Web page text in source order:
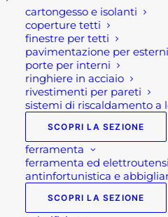
cartongesso e isolanti
coperture tetti
finestre per tetti
pavimentazione per esterni
porte per interni
ringhiere in acciaio
rivestimenti per pareti
sistemi di riscaldamento a
SCOPRI LA SEZIONE
ferramenta
ferramenta ed
antinfortunistica e
SCOPRI LA SEZIONE
Attrezzatura
Home Giardinaggio